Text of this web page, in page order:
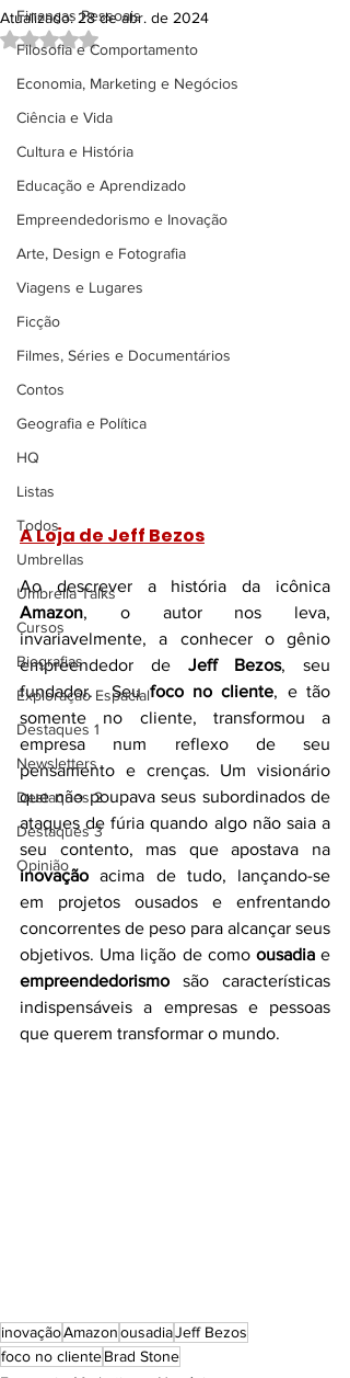
Finanças Pessoais
Filosofia e Comportamento
Economia, Marketing e Negócios
Ciência e Vida
Cultura e História
Educação e Aprendizado
Empreendedorismo e Inovação
Arte, Design e Fotografia
Viagens e Lugares
Ficção
Filmes, Séries e Documentários
Contos
Geografia e Política
HQ
Listas
Todos
Umbrellas
Umbrella Talks
Cursos
Biografias
Exploração Espacial
Destaques 1
Newsletters
Destaques 2
Destaques 3
Opinião
Atualizado:28 de abr. de 2024
Avaliado com NaN de 5 estrelas.
A Loja de Jeff Bezos
Amazon, o autor nos leva,
invariavelmente, a conhecer o gênio
empreendedor de Jeff Bezos, seu
fundador.  Seu foco no cliente, e tão
somente no cliente, transformou a
empresa num reflexo de seu
pensamento e crenças. Um visionário
que não poupava seus subordinados de
ataques de fúria quando algo não saia a
inovação acima de tudo, lançando-se
em projetos ousados e enfrentando
concorrentes de peso para alcançar seus
objetivos. Uma lição de como ousadia
empreendedorismo são características
indispensáveis a empresas e pessoas
que querem transformar o mundo.
inovaçãoAmazonousadiaJeff Bezos
foco no clienteBrad Stone